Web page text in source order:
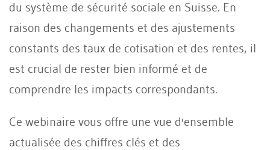
du système de sécurité sociale en Suisse. En
raison des changements et des ajustements
constants des taux de cotisation et des rentes, il
est crucial de rester bien informé et de
comprendre les impacts correspondants.
Ce webinaire vous offre une vue d'ensemble
actualisée des chiffres clés et des